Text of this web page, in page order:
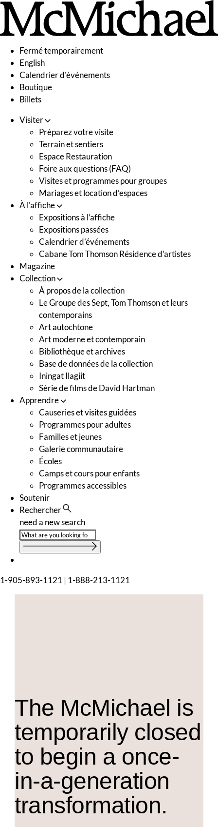
Skip
content
Fermé temporairement
English
Calendrier d'événements
Boutique
Billets
Visiter
Préparez votre visite
Terrain et sentiers
Espace Restauration
Foire aux questions (FAQ)
Visites et programmes pour groupes
Mariages et location d’espaces
À l'affiche
Expositions à l’affiche
Expositions passées
Calendrier d'événements
Cabane Tom Thomson Résidence d’artistes
Magazine
Collection
À propos de la collection
Le Groupe des Sept, Tom Thomson et leurs
contemporains
Art autochtone
Art moderne et contemporain
Bibliothèque et archives
Base de données de la collection
Iningat Ilagiit
Série de films de David Hartman
Apprendre
Causeries et visites guidées
Programmes pour adultes
Familles et jeunes
Galerie communautaire
Écoles
Camps et cours pour enfants
Programmes accessibles
Soutenir
Rechercher
need a new search
1-905-893-1121 | 1-888-213-1121
The McMichael is
temporarily closed
to begin a once-
in-a-generation
transformation.